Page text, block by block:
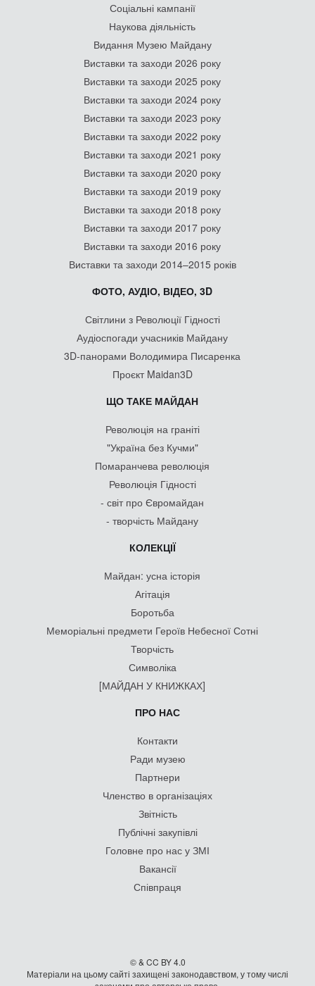
Соціальні кампанії
Наукова діяльність
Видання Музею Майдану
Виставки та заходи 2026 року
Виставки та заходи 2025 року
Виставки та заходи 2024 року
Виставки та заходи 2023 року
Виставки та заходи 2022 року
Виставки та заходи 2021 року
Виставки та заходи 2020 року
Виставки та заходи 2019 року
Виставки та заходи 2018 року
Виставки та заходи 2017 року
Виставки та заходи 2016 року
Виставки та заходи 2014–2015 років
ФОТО, АУДІО, ВІДЕО, 3D
Світлини з Революції Гідності
Аудіоспогади учасників Майдану
3D-панорами Володимира Писаренка
Проєкт Maidan3D
ЩО ТАКЕ МАЙДАН
Революція на граніті
"Україна без Кучми"
Помаранчева революція
Революція Гідності
- світ про Євромайдан
- творчість Майдану
КОЛЕКЦІЇ
Майдан: усна історія
Агітація
Боротьба
Меморіальні предмети Героїв Небесної Сотні
Творчість
Символіка
[МАЙДАН У КНИЖКАХ]
ПРО НАС
Контакти
Ради музею
Партнери
Членство в організаціях
Звітність
Публічні закупівлі
Головне про нас у ЗМІ
Вакансії
Співпраця
© & CC BY 4.0
Матеріали на цьому сайті захищені законодавством, у тому числі